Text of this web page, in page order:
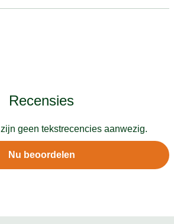
Recensies
geen tekstrecencies aanwezig.
Nu beoordelen